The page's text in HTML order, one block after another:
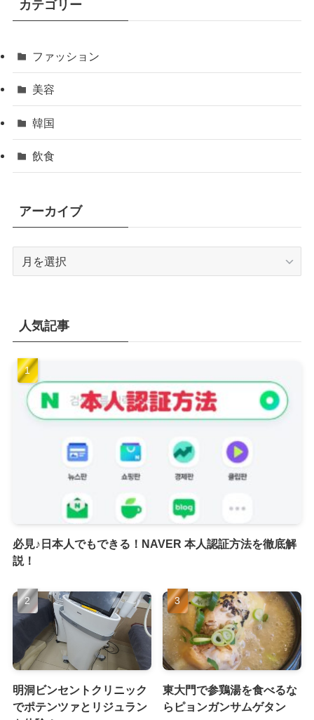
カテゴリー
ファッション
美容
韓国
飲食
アーカイブ
ブ人気記事
必見♪日本人でもできる！NAVER 本人認証方法を徹底解
説！
明洞ビンセントクリニック
でポテンツァとリジュラン
東大門で参鶏湯を食べるな
らピョンガンサムゲタン